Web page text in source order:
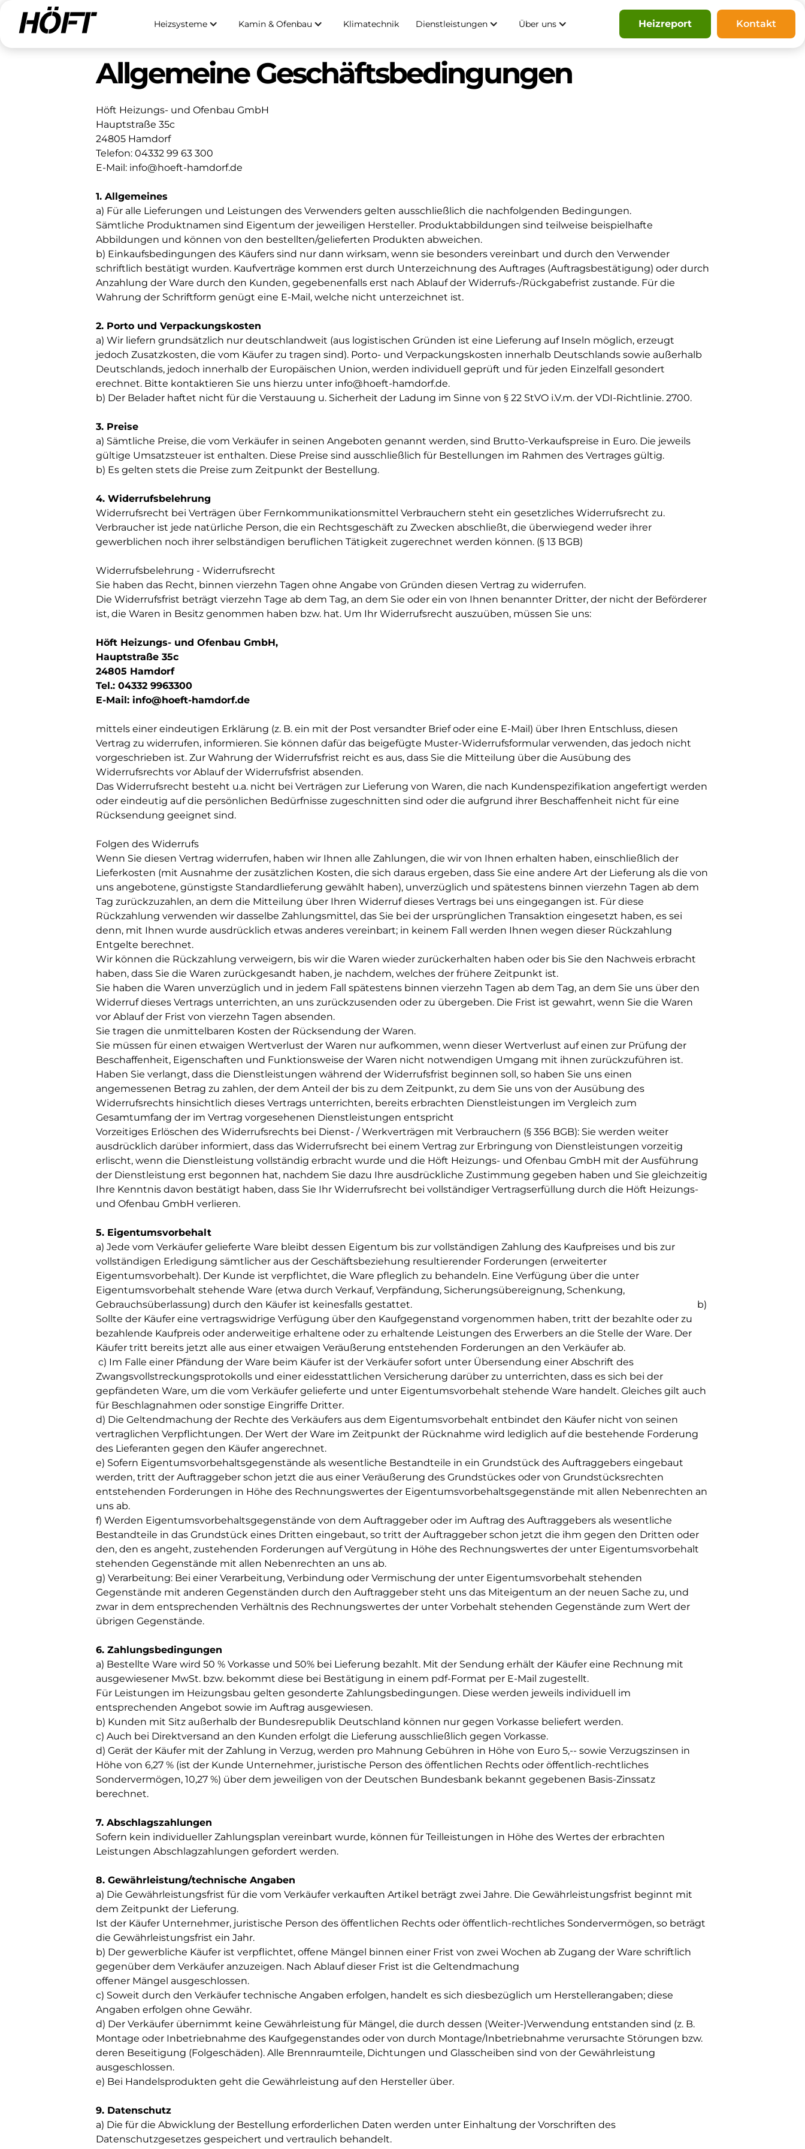
Heizsysteme Kamin & Ofenbau Klimatechnik Dienstleistungen Über uns Heizreport Kontakt
Allgemeine Geschäftsbedingungen
Höft Heizungs- und Ofenbau GmbH
Hauptstraße 35c
24805 Hamdorf
Telefon: 04332 99 63 300
E-Mail: info@hoeft-hamdorf.de
1. Allgemeines
a) Für alle Lieferungen und Leistungen des Verwenders gelten ausschließlich die nachfolgenden Bedingungen.
Sämtliche Produktnamen sind Eigentum der jeweiligen Hersteller. Produktabbildungen sind teilweise beispielhafte
Abbildungen und können von den bestellten/gelieferten Produkten abweichen.
b) Einkaufsbedingungen des Käufers sind nur dann wirksam, wenn sie besonders vereinbart und durch den Verwender
schriftlich bestätigt wurden. Kaufverträge kommen erst durch Unterzeichnung des Auftrages (Auftragsbestätigung) oder durch
Anzahlung der Ware durch den Kunden, gegebenenfalls erst nach Ablauf der Widerrufs-/Rückgabefrist zustande. Für die
Wahrung der Schriftform genügt eine E-Mail, welche nicht unterzeichnet ist.
2. Porto und Verpackungskosten
a) Wir liefern grundsätzlich nur deutschlandweit (aus logistischen Gründen ist eine Lieferung auf Inseln möglich, erzeugt
jedoch Zusatzkosten, die vom Käufer zu tragen sind). Porto- und Verpackungskosten innerhalb Deutschlands sowie außerhalb
Deutschlands, jedoch innerhalb der Europäischen Union, werden individuell geprüft und für jeden Einzelfall gesondert
erechnet. Bitte kontaktieren Sie uns hierzu unter info@hoeft-hamdorf.de.
b) Der Belader haftet nicht für die Verstauung u. Sicherheit der Ladung im Sinne von § 22 StVO i.V.m. der VDI-Richtlinie. 2700.
3. Preise
a) Sämtliche Preise, die vom Verkäufer in seinen Angeboten genannt werden, sind Brutto-Verkaufspreise in Euro. Die jeweils
gültige Umsatzsteuer ist enthalten. Diese Preise sind ausschließlich für Bestellungen im Rahmen des Vertrages gültig.
b) Es gelten stets die Preise zum Zeitpunkt der Bestellung.
4. Widerrufsbelehrung
Widerrufsrecht bei Verträgen über Fernkommunikationsmittel Verbrauchern steht ein gesetzliches Widerrufsrecht zu.
Verbraucher ist jede natürliche Person, die ein Rechtsgeschäft zu Zwecken abschließt, die überwiegend weder ihrer
gewerblichen noch ihrer selbständigen beruflichen Tätigkeit zugerechnet werden können. (§ 13 BGB)
Widerrufsbelehrung - Widerrufsrecht
Sie haben das Recht, binnen vierzehn Tagen ohne Angabe von Gründen diesen Vertrag zu widerrufen.
Die Widerrufsfrist beträgt vierzehn Tage ab dem Tag, an dem Sie oder ein von Ihnen benannter Dritter, der nicht der Beförderer
ist, die Waren in Besitz genommen haben bzw. hat. Um Ihr Widerrufsrecht auszuüben, müssen Sie uns:
Höft Heizungs- und Ofenbau GmbH,
Hauptstraße 35c
24805 Hamdorf
Tel.: 04332 9963300
E-Mail: info@hoeft-hamdorf.de
mittels einer eindeutigen Erklärung (z. B. ein mit der Post versandter Brief oder eine E-Mail) über Ihren Entschluss, diesen
Vertrag zu widerrufen, informieren. Sie können dafür das beigefügte Muster-Widerrufsformular verwenden, das jedoch nicht
vorgeschrieben ist. Zur Wahrung der Widerrufsfrist reicht es aus, dass Sie die Mitteilung über die Ausübung des
Widerrufsrechts vor Ablauf der Widerrufsfrist absenden.
Das Widerrufsrecht besteht u.a. nicht bei Verträgen zur Lieferung von Waren, die nach Kundenspezifikation angefertigt werden
oder eindeutig auf die persönlichen Bedürfnisse zugeschnitten sind oder die aufgrund ihrer Beschaffenheit nicht für eine
Rücksendung geeignet sind.
Folgen des Widerrufs
Wenn Sie diesen Vertrag widerrufen, haben wir Ihnen alle Zahlungen, die wir von Ihnen erhalten haben, einschließlich der
Lieferkosten (mit Ausnahme der zusätzlichen Kosten, die sich daraus ergeben, dass Sie eine andere Art der Lieferung als die von
uns angebotene, günstigste Standardlieferung gewählt haben), unverzüglich und spätestens binnen vierzehn Tagen ab dem
Tag zurückzuzahlen, an dem die Mitteilung über Ihren Widerruf dieses Vertrags bei uns eingegangen ist. Für diese
Rückzahlung verwenden wir dasselbe Zahlungsmittel, das Sie bei der ursprünglichen Transaktion eingesetzt haben, es sei
denn, mit Ihnen wurde ausdrücklich etwas anderes vereinbart; in keinem Fall werden Ihnen wegen dieser Rückzahlung
Entgelte berechnet.
Wir können die Rückzahlung verweigern, bis wir die Waren wieder zurückerhalten haben oder bis Sie den Nachweis erbracht
haben, dass Sie die Waren zurückgesandt haben, je nachdem, welches der frühere Zeitpunkt ist.
Sie haben die Waren unverzüglich und in jedem Fall spätestens binnen vierzehn Tagen ab dem Tag, an dem Sie uns über den
Widerruf dieses Vertrags unterrichten, an uns zurückzusenden oder zu übergeben. Die Frist ist gewahrt, wenn Sie die Waren
vor Ablauf der Frist von vierzehn Tagen absenden.
Sie tragen die unmittelbaren Kosten der Rücksendung der Waren.
Sie müssen für einen etwaigen Wertverlust der Waren nur aufkommen, wenn dieser Wertverlust auf einen zur Prüfung der
Beschaffenheit, Eigenschaften und Funktionsweise der Waren nicht notwendigen Umgang mit ihnen zurückzuführen ist.
Haben Sie verlangt, dass die Dienstleistungen während der Widerrufsfrist beginnen soll, so haben Sie uns einen
angemessenen Betrag zu zahlen, der dem Anteil der bis zu dem Zeitpunkt, zu dem Sie uns von der Ausübung des
Widerrufsrechts hinsichtlich dieses Vertrags unterrichten, bereits erbrachten Dienstleistungen im Vergleich zum
Gesamtumfang der im Vertrag vorgesehenen Dienstleistungen entspricht
Vorzeitiges Erlöschen des Widerrufsrechts bei Dienst- / Werkverträgen mit Verbrauchern (§ 356 BGB): Sie werden weiter
ausdrücklich darüber informiert, dass das Widerrufsrecht bei einem Vertrag zur Erbringung von Dienstleistungen vorzeitig
erlischt, wenn die Dienstleistung vollständig erbracht wurde und die Höft Heizungs- und Ofenbau GmbH mit der Ausführung
der Dienstleistung erst begonnen hat, nachdem Sie dazu Ihre ausdrückliche Zustimmung gegeben haben und Sie gleichzeitig
Ihre Kenntnis davon bestätigt haben, dass Sie Ihr Widerrufsrecht bei vollständiger Vertragserfüllung durch die Höft Heizungs-
und Ofenbau GmbH verlieren.
5. Eigentumsvorbehalt
a) Jede vom Verkäufer gelieferte Ware bleibt dessen Eigentum bis zur vollständigen Zahlung des Kaufpreises und bis zur
vollständigen Erledigung sämtlicher aus der Geschäftsbeziehung resultierender Forderungen (erweiterter
Eigentumsvorbehalt). Der Kunde ist verpflichtet, die Ware pfleglich zu behandeln. Eine Verfügung über die unter
Eigentumsvorbehalt stehende Ware (etwa durch Verkauf, Verpfändung, Sicherungsübereignung, Schenkung,
Gebrauchsüberlassung) durch den Käufer ist keinesfalls gestattet. b)
Sollte der Käufer eine vertragswidrige Verfügung über den Kaufgegenstand vorgenommen haben, tritt der bezahlte oder zu
bezahlende Kaufpreis oder anderweitige erhaltene oder zu erhaltende Leistungen des Erwerbers an die Stelle der Ware. Der
Käufer tritt bereits jetzt alle aus einer etwaigen Veräußerung entstehenden Forderungen an den Verkäufer ab.
c) Im Falle einer Pfändung der Ware beim Käufer ist der Verkäufer sofort unter Übersendung einer Abschrift des
Zwangsvollstreckungsprotokolls und einer eidesstattlichen Versicherung darüber zu unterrichten, dass es sich bei der
gepfändeten Ware, um die vom Verkäufer gelieferte und unter Eigentumsvorbehalt stehende Ware handelt. Gleiches gilt auch
für Beschlagnahmen oder sonstige Eingriffe Dritter.
d) Die Geltendmachung der Rechte des Verkäufers aus dem Eigentumsvorbehalt entbindet den Käufer nicht von seinen
vertraglichen Verpflichtungen. Der Wert der Ware im Zeitpunkt der Rücknahme wird lediglich auf die bestehende Forderung
des Lieferanten gegen den Käufer angerechnet.
e) Sofern Eigentumsvorbehaltsgegenstände als wesentliche Bestandteile in ein Grundstück des Auftraggebers eingebaut
werden, tritt der Auftraggeber schon jetzt die aus einer Veräußerung des Grundstückes oder von Grundstücksrechten
entstehenden Forderungen in Höhe des Rechnungswertes der Eigentumsvorbehaltsgegenstände mit allen Nebenrechten an
uns ab.
f) Werden Eigentumsvorbehaltsgegenstände von dem Auftraggeber oder im Auftrag des Auftraggebers als wesentliche
Bestandteile in das Grundstück eines Dritten eingebaut, so tritt der Auftraggeber schon jetzt die ihm gegen den Dritten oder
den, den es angeht, zustehenden Forderungen auf Vergütung in Höhe des Rechnungswertes der unter Eigentumsvorbehalt
stehenden Gegenstände mit allen Nebenrechten an uns ab.
g) Verarbeitung: Bei einer Verarbeitung, Verbindung oder Vermischung der unter Eigentumsvorbehalt stehenden
Gegenstände mit anderen Gegenständen durch den Auftraggeber steht uns das Miteigentum an der neuen Sache zu, und
zwar in dem entsprechenden Verhältnis des Rechnungswertes der unter Vorbehalt stehenden Gegenstände zum Wert der
übrigen Gegenstände.
6. Zahlungsbedingungen
a) Bestellte Ware wird 50 % Vorkasse und 50% bei Lieferung bezahlt. Mit der Sendung erhält der Käufer eine Rechnung mit
ausgewiesener MwSt. bzw. bekommt diese bei Bestätigung in einem pdf-Format per E-Mail zugestellt.
Für Leistungen im Heizungsbau gelten gesonderte Zahlungsbedingungen. Diese werden jeweils individuell im
entsprechenden Angebot sowie im Auftrag ausgewiesen.
b) Kunden mit Sitz außerhalb der Bundesrepublik Deutschland können nur gegen Vorkasse beliefert werden.
c) Auch bei Direktversand an den Kunden erfolgt die Lieferung ausschließlich gegen Vorkasse.
d) Gerät der Käufer mit der Zahlung in Verzug, werden pro Mahnung Gebühren in Höhe von Euro 5,-- sowie Verzugszinsen in
Höhe von 6,27 % (ist der Kunde Unternehmer, juristische Person des öffentlichen Rechts oder öffentlich-rechtliches
Sondervermögen, 10,27 %) über dem jeweiligen von der Deutschen Bundesbank bekannt gegebenen Basis-Zinssatz
berechnet.
7. Abschlagszahlungen
Sofern kein individueller Zahlungsplan vereinbart wurde, können für Teilleistungen in Höhe des Wertes der erbrachten
Leistungen Abschlagzahlungen gefordert werden.
8. Gewährleistung/technische Angaben
a) Die Gewährleistungsfrist für die vom Verkäufer verkauften Artikel beträgt zwei Jahre. Die Gewährleistungsfrist beginnt mit
dem Zeitpunkt der Lieferung.
Ist der Käufer Unternehmer, juristische Person des öffentlichen Rechts oder öffentlich-rechtliches Sondervermögen, so beträgt
die Gewährleistungsfrist ein Jahr.
b) Der gewerbliche Käufer ist verpflichtet, offene Mängel binnen einer Frist von zwei Wochen ab Zugang der Ware schriftlich
gegenüber dem Verkäufer anzuzeigen. Nach Ablauf dieser Frist ist die Geltendmachung
offener Mängel ausgeschlossen.
c) Soweit durch den Verkäufer technische Angaben erfolgen, handelt es sich diesbezüglich um Herstellerangaben; diese
Angaben erfolgen ohne Gewähr.
d) Der Verkäufer übernimmt keine Gewährleistung für Mängel, die durch dessen (Weiter-)Verwendung entstanden sind (z. B.
Montage oder Inbetriebnahme des Kaufgegenstandes oder von durch Montage/Inbetriebnahme verursachte Störungen bzw.
deren Beseitigung (Folgeschäden). Alle Brennraumteile, Dichtungen und Glasscheiben sind von der Gewährleistung
ausgeschlossen.
e) Bei Handelsprodukten geht die Gewährleistung auf den Hersteller über.
9. Datenschutz
a) Die für die Abwicklung der Bestellung erforderlichen Daten werden unter Einhaltung der Vorschriften des
Datenschutzgesetzes gespeichert und vertraulich behandelt.